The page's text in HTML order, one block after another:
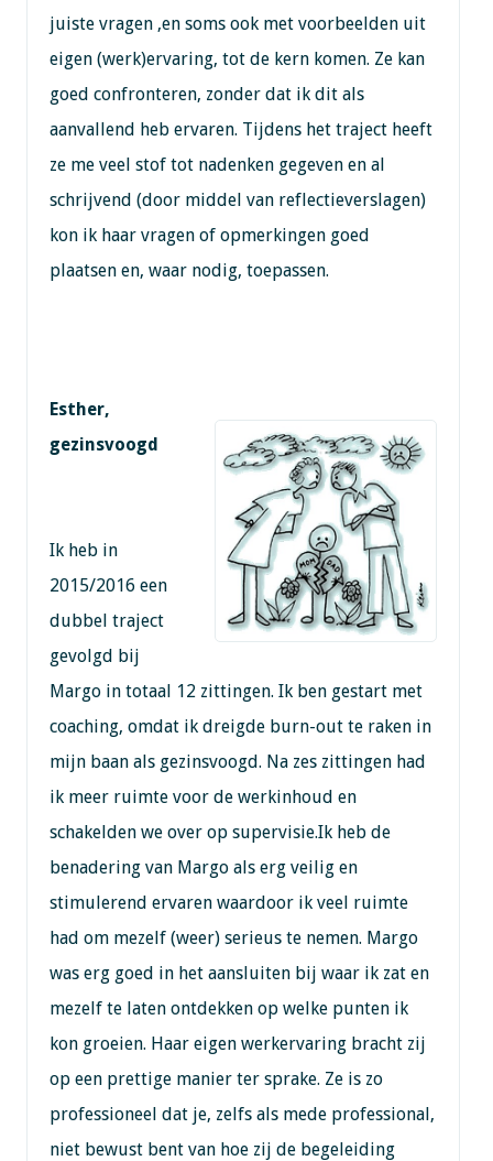
juiste vragen ,en soms ook met voorbeelden uit
eigen (werk)ervaring, tot de kern komen. Ze kan
goed confronteren, zonder dat ik dit als
aanvallend heb ervaren. Tijdens het traject heeft
ze me veel stof tot nadenken gegeven en al
schrijvend (door middel van reflectieverslagen)
kon ik haar vragen of opmerkingen goed
plaatsen en, waar nodig, toepassen.
Esther,
gezinsvoogd
Ik heb in
2015/2016 een
dubbel traject
gevolgd bij
Margo in totaal 12 zittingen. Ik ben gestart met
coaching, omdat ik dreigde burn-out te raken in
mijn baan als gezinsvoogd. Na zes zittingen had
ik meer ruimte voor de werkinhoud en
schakelden we over op supervisie.Ik heb de
benadering van Margo als erg veilig en
stimulerend ervaren waardoor ik veel ruimte
had om mezelf (weer) serieus te nemen. Margo
was erg goed in het aansluiten bij waar ik zat en
mezelf te laten ontdekken op welke punten ik
kon groeien. Haar eigen werkervaring bracht zij
op een prettige manier ter sprake. Ze is zo
professioneel dat je, zelfs als mede professional,
niet bewust bent van hoe zij de begeleiding